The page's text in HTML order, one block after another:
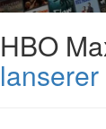
HBO